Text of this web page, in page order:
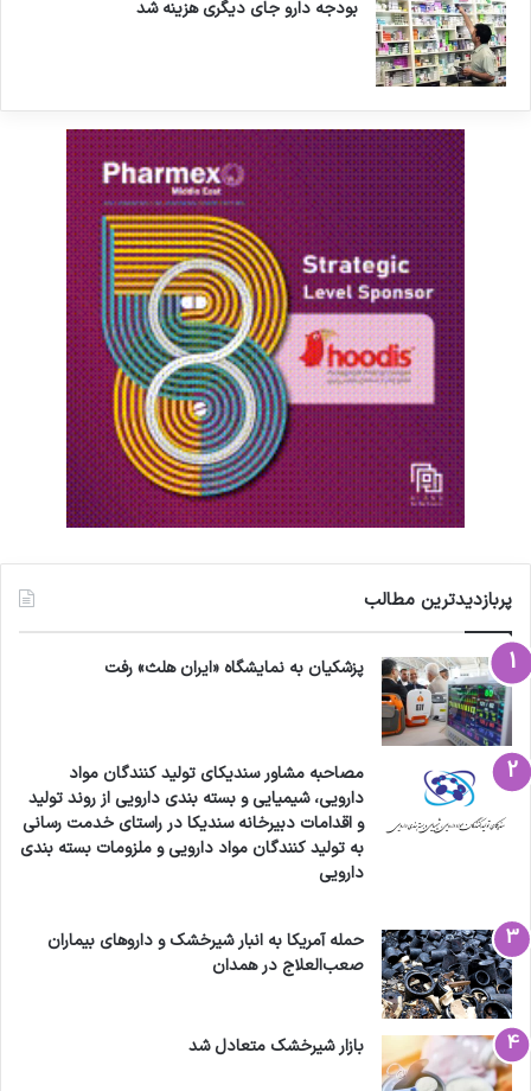
بودجه دارو جای دیگری هزینه شد
پربازدیدترین مطالب
پزشکیان به نمایشگاه «ایران هلث» رفت
مصاحبه مشاور سندیکای تولید کنندگان مواد
دارویی، شیمیایی و بسته بندی دارویی از روند تولید
و اقدامات دبیرخانه سندیکا در راستای خدمت رسانی
به تولید کنندگان مواد دارویی و ملزومات بسته بندی
دارویی
حمله آمریکا به انبار شیرخشک و داروهای بیماران
صعب‌العلاج در همدان
بازار شیرخشک متعادل شد